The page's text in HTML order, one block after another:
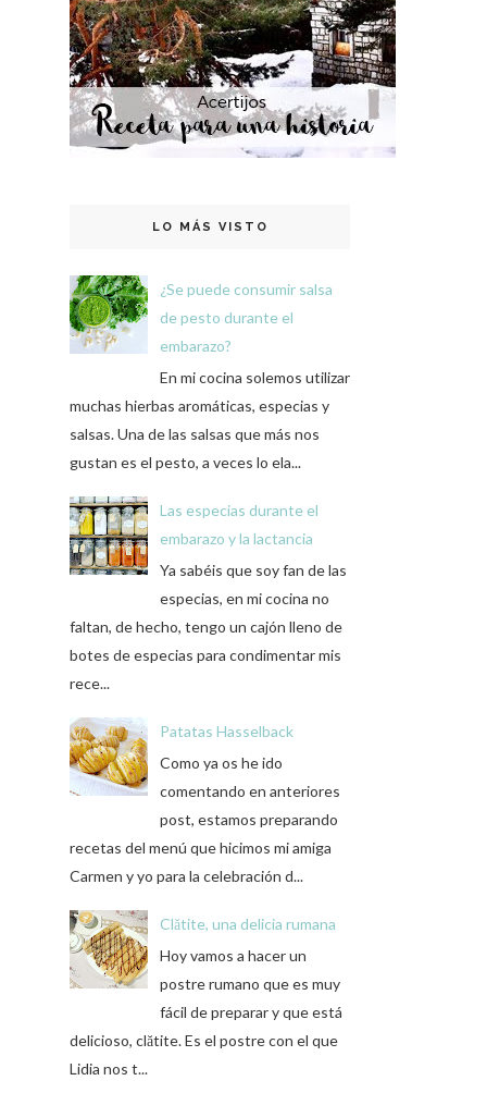
LO MÁS VISTO
¿Se puede consumir salsa
de pesto durante el
embarazo?
En mi cocina solemos utilizar
muchas hierbas aromáticas, especias y
salsas. Una de las salsas que más nos
gustan es el pesto, a veces lo ela...
Las especias durante el
embarazo y la lactancia
Ya sabéis que soy fan de las
especias, en mi cocina no
faltan, de hecho, tengo un cajón lleno de
botes de especias para condimentar mis
rece...
Patatas Hasselback
Como ya os he ido
comentando en anteriores
post, estamos preparando
recetas del menú que hicimos mi amiga
Carmen y yo para la celebración d...
Clătite, una delicia rumana
Hoy vamos a hacer un
postre rumano que es muy
fácil de preparar y que está
delicioso, clătite. Es el postre con el que
Lidia nos t...